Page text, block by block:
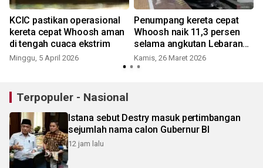
KCIC pastikan operasional
kereta cepat Whoosh aman
di tengah cuaca ekstrim
Minggu, 5 April 2026
Penumpang kereta cepat
Whoosh naik 11,3 persen
selama angkutan Lebaran
2026
Kamis, 26 Maret 2026
Terpopuler - Nasional
Istana sebut Destry masuk pertimbangan
sejumlah nama calon Gubernur BI
12 jam lalu